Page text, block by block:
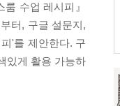
수업 레시피』
터, 구글 설문지,
'를 제안한다. 구
있게 활용 가능하